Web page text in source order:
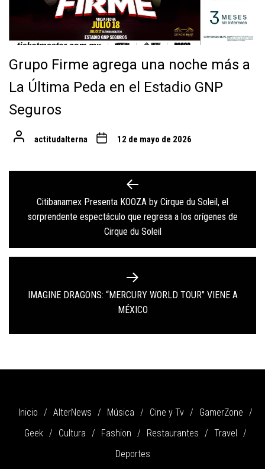
Grupo Firme agrega una noche más a
La Última Peda en el Estadio GNP
Seguros
actitudalterna 12 de mayo de 2026
entradas
Previous
post:
Citibanamex Presenta KOOZA by Cirque du Soleil, el
sorprendente espectáculo que regresa a los orígenes de
Cirque du Soleil
Next
post:
IMAGINE DRAGONS: “MERCURY WORLD TOUR” VIENE A
MÉXICO
Inicio AlterNews Música Cine y Tv
GamerZone
Geek
Cultura Fashion Restaurantes
Travel
Deportes